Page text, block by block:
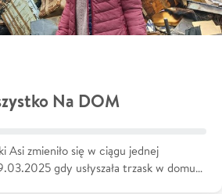
Na DOM
Asi zmieniło się w ciągu jednej
gdy usłyszała trzask w domu…